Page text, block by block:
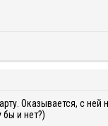
Оказывается, с ней
и нет?)